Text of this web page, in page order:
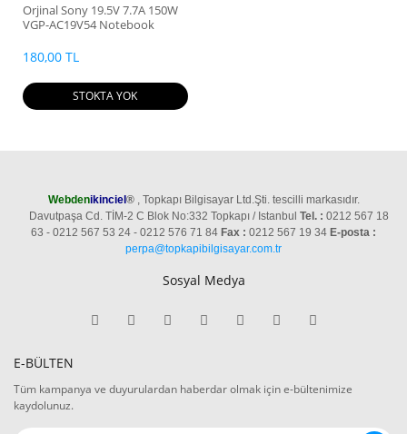
Orjinal Sony 19.5V 7.7A 150W
VGP-AC19V54 Notebook
180,00 TL
STOKTA YOK
Webdenikinciel®, Topkapı Bilgisayar Ltd.Şti. tescilli markasıdır.
Davutpaşa Cd. TİM-2 C Blok No:332 Topkapı / Istanbul Tel. : 0212 567 18
63 - 0212 567 53 24 - 0212 576 71 84 Fax : 0212 567 19 34 E-posta :
perpa@topkapibilgisayar.com.tr
Sosyal Medya
E-BÜLTEN
Tüm kampanya ve duyurulardan haberdar olmak için e-bültenimize
kaydolunuz.